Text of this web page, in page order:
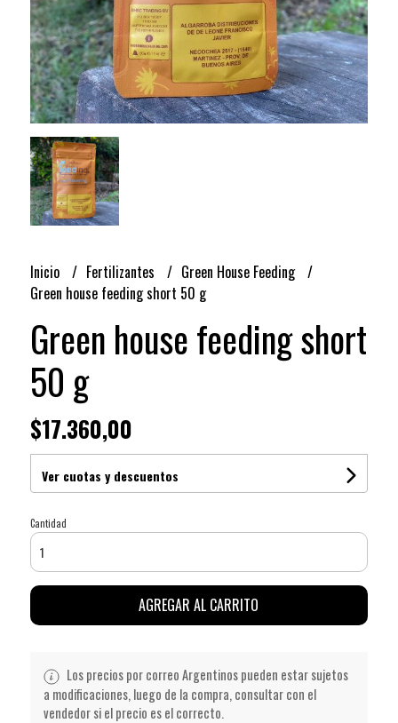
Inicio Fertilizantes
Green House Feeding
Green house feeding short 50 g
Green house feeding short
50 g
$17.360,00
Ver cuotas y descuentos
Cantidad
AGREGAR AL CARRITO
Los precios por correo Argentinos pueden estar sujetos
a modificaciones, luego de la compra, consultar con el
vendedor si el precio es el correcto.